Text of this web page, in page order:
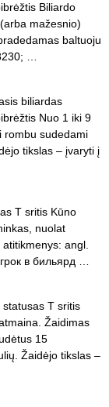
Biliardo
mažesnio)
baltuoju
…
biliardas
Nuo 1 iki 9
rombu sudedami
tikslas – įvaryti į
T sritis Kūno
nuolat
angl.
в бильярд …
T sritis
Žaidimas
15
Žaidėjo tikslas –